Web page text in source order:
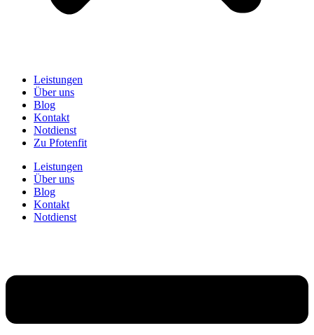
Leistungen
Über uns
Blog
Kontakt
Notdienst
Zu Pfotenfit
Leistungen
Über uns
Blog
Kontakt
Notdienst